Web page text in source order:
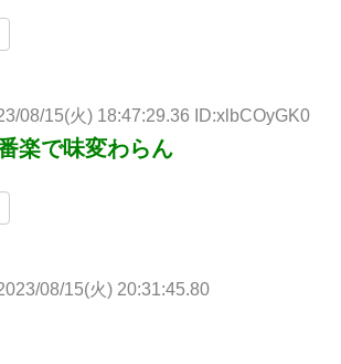
08/15(火) 18:47:29.36 ID:xlbCOyGK0
楽で味変わらん
08/15(火) 20:31:45.80